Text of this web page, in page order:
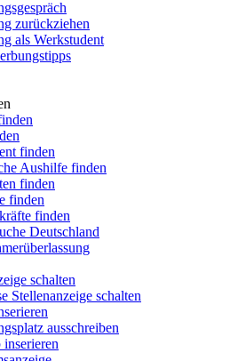
zurückziehen
als Werkstudent
finden
Aushilfe finden
finden
finden
finden
Deutschland
schalten
Stellenanzeige schalten
ausschreiben